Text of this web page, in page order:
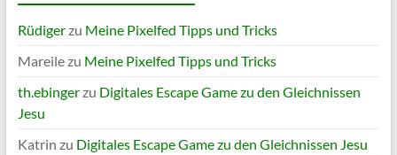
Rüdigerzu Meine Pixelfed Tipps und Tricks
Mareilezu Meine Pixelfed Tipps und Tricks
th.ebingerzu Digitales Escape Game zu den Gleichnissen
Jesu
Katrin zu Digitales Escape Game zu den Gleichnissen Jesu